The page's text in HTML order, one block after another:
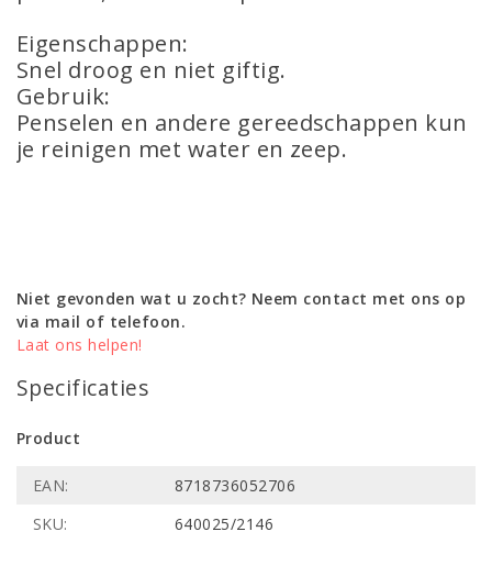
Eigenschappen:
Snel droog en niet giftig.
Gebruik:
Penselen en andere gereedschappen kun
je reinigen met water en zeep.
Niet gevonden wat u zocht? Neem contact met ons op
via mail of telefoon.
Laat ons helpen!
Specificaties
Product
EAN:
8718736052706
SKU:
640025/2146